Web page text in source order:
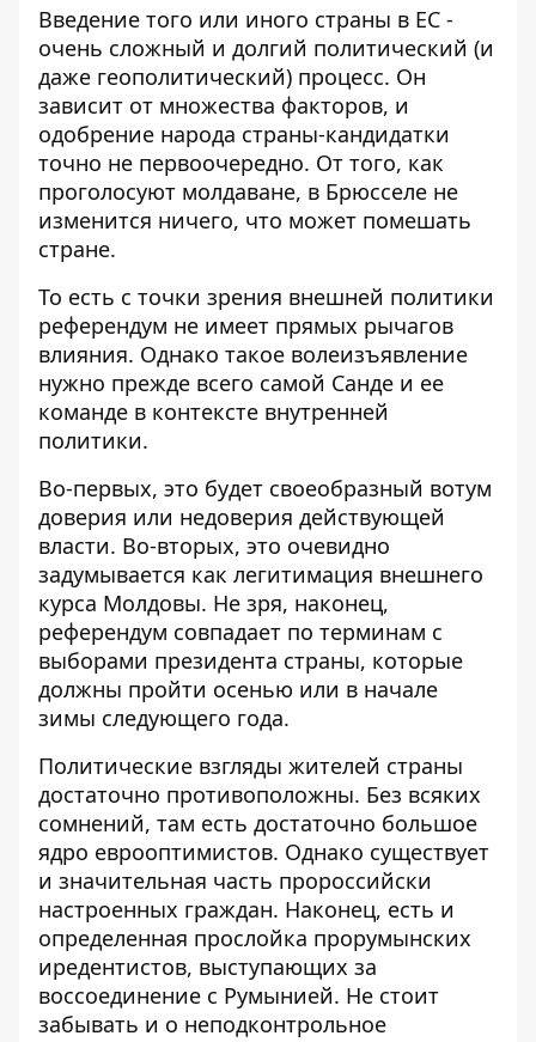
Введение того или иного страны в ЕС -
очень сложный и долгий политический (и
даже геополитический) процесс. Он
зависит от множества факторов, и
одобрение народа страны-кандидатки
точно не первоочередно. От того, как
проголосуют молдаване, в Брюсселе не
изменится ничего, что может помешать
стране.
То есть с точки зрения внешней политики
референдум не имеет прямых рычагов
влияния. Однако такое волеизъявление
нужно прежде всего самой Санде и ее
команде в контексте внутренней
политики.
Во-первых, это будет своеобразный вотум
доверия или недоверия действующей
власти. Во-вторых, это очевидно
задумывается как легитимация внешнего
курса Молдовы. Не зря, наконец,
референдум совпадает по терминам с
выборами президента страны, которые
должны пройти осенью или в начале
зимы следующего года.
Политические взгляды жителей страны
достаточно противоположны. Без всяких
сомнений, там есть достаточно большое
ядро ​​еврооптимистов. Однако существует
и значительная часть пророссийски
настроенных граждан. Наконец, есть и
определенная прослойка прорумынских
иредентистов, выступающих за
воссоединение с Румынией. Не стоит
забывать и о неподконтрольное